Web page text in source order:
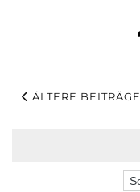
ÄLTERE BEITRÄGE